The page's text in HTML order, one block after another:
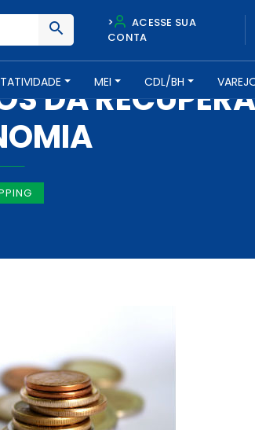
>
ACESSE SUA
CONTA
MEI CDL/BH
ABRIL DE 2018
DA